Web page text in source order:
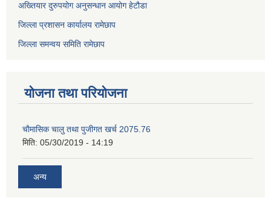
अख्तियार दुरुपयोग अनुसन्धान आयोग हेटौडा
जिल्ला प्रशासन कार्यालय रामेछाप
जिल्ला समन्वय समिति रामेछाप
योजना तथा परियोजना
चाैमासिक चालु तथा पुजीगत खर्च 2075.76
मिति: 05/30/2019 - 14:19
अन्य